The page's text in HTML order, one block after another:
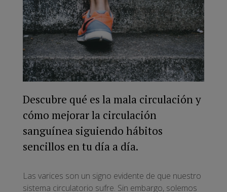
Descubre qué es la mala circulación y
cómo mejorar la circulación
sanguínea siguiendo hábitos
sencillos en tu día a día.
Las varices son un signo evidente de que nuestro
sistema circulatorio sufre. Sin embargo, solemos